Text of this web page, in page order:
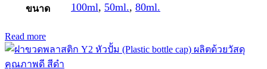
ขนาด 100ml, 50ml., 80ml.
Read more